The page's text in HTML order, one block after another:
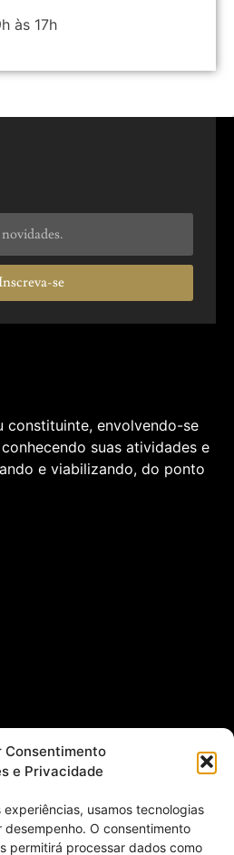
Consentimento
e Privacidade
usamos tecnologias
O consentimento
permitirá processar dados como
às 17h
se
constituinte, envolvendo-se
suas atividades e
e viabilizando, do ponto